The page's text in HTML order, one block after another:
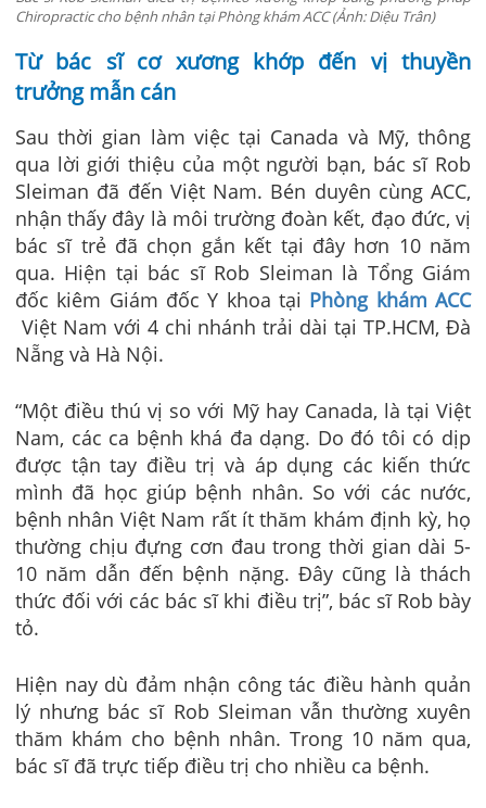
Chiropractic cho bệnh nhân tại Phòng khám ACC (Ảnh: Diệu Trân)
Từ bác sĩ cơ xương khớp đến vị thuyền
trưởng mẫn cán
Sau thời gian làm việc tại Canada và Mỹ, thông
qua lời giới thiệu của một người bạn, bác sĩ Rob
Sleiman đã đến Việt Nam. Bén duyên cùng ACC,
nhận thấy đây là môi trường đoàn kết, đạo đức, vị
bác sĩ trẻ đã chọn gắn kết tại đây hơn 10 năm
qua. Hiện tại bác sĩ Rob Sleiman là Tổng Giám
đốc kiêm Giám đốc Y khoa tại Phòng khám ACC
Việt Nam với 4 chi nhánh trải dài tại TP.HCM, Đà
Nẵng và Hà Nội.
“Một điều thú vị so với Mỹ hay Canada, là tại Việt
Nam, các ca bệnh khá đa dạng. Do đó tôi có dịp
được tận tay điều trị và áp dụng các kiến thức
mình đã học giúp bệnh nhân. So với các nước,
bệnh nhân Việt Nam rất ít thăm khám định kỳ, họ
thường chịu đựng cơn đau trong thời gian dài 5-
10 năm dẫn đến bệnh nặng. Đây cũng là thách
thức đối với các bác sĩ khi điều trị”, bác sĩ Rob bày
tỏ.
Hiện nay dù đảm nhận công tác điều hành quản
lý nhưng bác sĩ Rob Sleiman vẫn thường xuyên
thăm khám cho bệnh nhân. Trong 10 năm qua,
bác sĩ đã trực tiếp điều trị cho nhiều ca bệnh.